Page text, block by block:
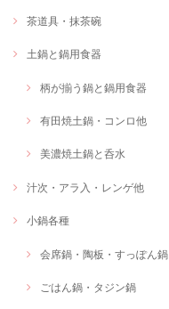
茶道具・抹茶碗
土鍋と鍋用食器
柄が揃う鍋と鍋用食器
有田焼土鍋・コンロ他
美濃焼土鍋と呑水
汁次・アラ入・レンゲ他
小鍋各種
会席鍋・陶板・すっぽん鍋
ごはん鍋・タジン鍋